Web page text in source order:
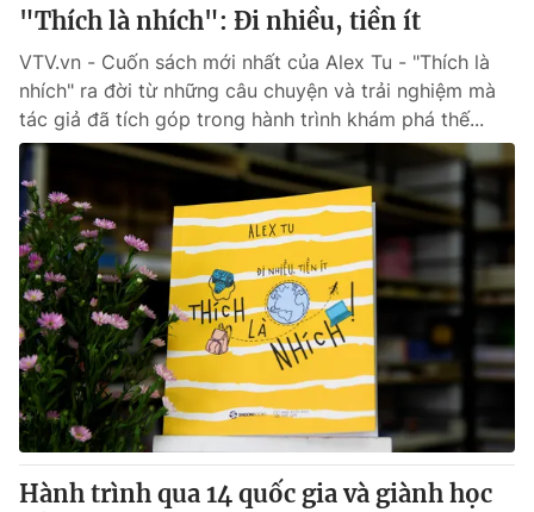
"Thích là nhích": Đi nhiều, tiền ít
VTV.vn - Cuốn sách mới nhất của Alex Tu - "Thích là
nhích" ra đời từ những câu chuyện và trải nghiệm mà
tác giả đã tích góp trong hành trình khám phá thế...
Hành trình qua 14 quốc gia và giành học